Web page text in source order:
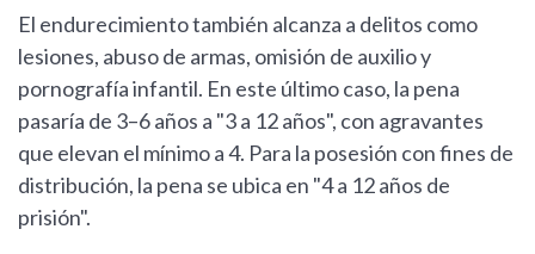
El endurecimiento también alcanza a delitos como
lesiones, abuso de armas, omisión de auxilio y
pornografía infantil. En este último caso, la pena
pasaría de 3–6 años a "3 a 12 años", con agravantes
que elevan el mínimo a 4. Para la posesión con fines de
distribución, la pena se ubica en "4 a 12 años de
prisión".